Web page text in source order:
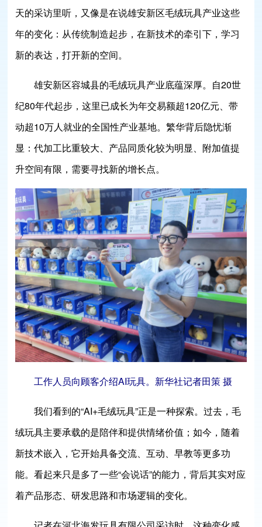
天的采访里听，又像是在说雄安新区毛绒玩具产业这些
年的变化：从传统制造起步，在新技术的牵引下，学习
新的表达，打开新的空间。
雄安新区容城县的毛绒玩具产业底蕴深厚。自20世
纪80年代起步，这里已成长为年交易额超120亿元、带
动超10万人就业的全国性产业基地。繁华背后隐忧渐
显：代加工比重较大、产品同质化较为明显、附加值提
升空间有限，需要寻找新的增长点。
工作人员向顾客介绍AI玩具。新华社记者田策 摄
我们看到的“AI+毛绒玩具”正是一种探索。过去，毛
绒玩具主要承载的是陪伴和提供情绪价值；如今，随着
新技术嵌入，它开始具备交流、互动、早教等更多功
能。看起来只是多了一些“会说话”的能力，背后其实对应
着产品形态、研发思路和市场逻辑的变化。